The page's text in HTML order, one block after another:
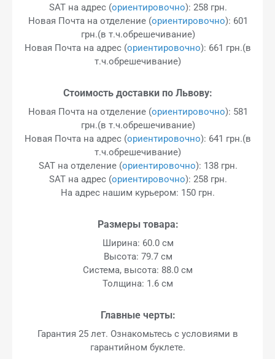
SAT на адрес (ориентировочно): 258 грн.
Новая Почта на отделение (ориентировочно): 601
грн.(в т.ч.обрешечивание)
Новая Почта на адрес (ориентировочно): 661 грн.(в
т.ч.обрешечивание)
Стоимость доставки по Львову:
Новая Почта на отделение (ориентировочно): 581
грн.(в т.ч.обрешечивание)
Новая Почта на адрес (ориентировочно): 641 грн.(в
т.ч.обрешечивание)
SAT на отделение (ориентировочно): 138 грн.
SAT на адрес (ориентировочно): 258 грн.
На адрес нашим курьером: 150 грн.
Размеры товара:
Ширина: 60.0 см
Высота: 79.7 см
Система, высота: 88.0 см
Толщина: 1.6 см
Главные черты:
Гарантия 25 лет. Ознакомьтесь с условиями в
гарантийном буклете.